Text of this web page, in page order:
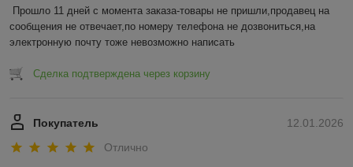
Прошло 11 дней с момента заказа-товары не пришли,продавец на
сообщения не отвечает,по номеру телефона не дозвониться,на
электронную почту тоже невозможно написать
Сделка подтверждена через корзину
12.01.2026
Покупатель
Отлично